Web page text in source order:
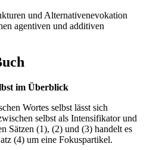
und Alternativenevokation
agentiven und additiven
im Überblick
Wortes selbst lässt sich
selbst als Intensifikator und
Sätzen (1), (2) und (3) handelt es
(4) um eine Fokuspartikel.